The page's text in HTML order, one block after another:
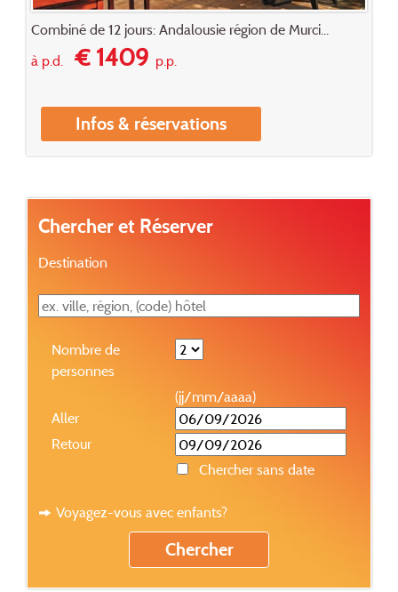
Combiné de 12 jours: Andalousie région de Murci...
à p.d.€ 1409p.p.
Infos & réservations
Chercher et Réserver
Destination
Nombre de
personnes
(jj/mm/aaaa)
Aller
Retour
Chercher sans date
Voyagez-vous avec enfants?